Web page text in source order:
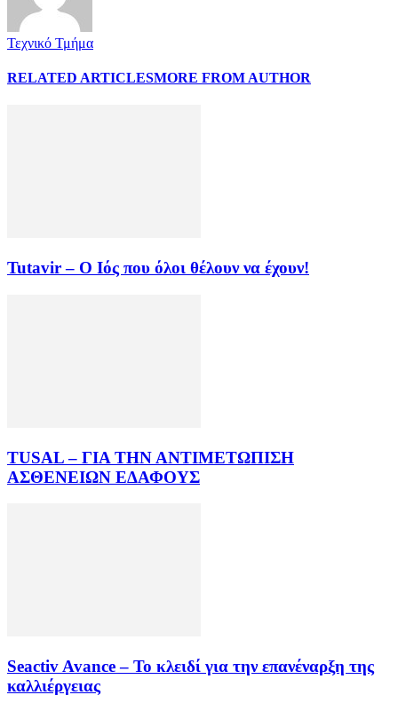
Τεχνικό Τμήμα
RELATED ARTICLESMORE FROM AUTHOR
Tutavir – Ο Ιός που όλοι θέλουν να έχουν!
TUSAL – ΓΙΑ ΤΗΝ ΑΝΤΙΜΕΤΩΠΙΣΗ
ΑΣΘΕΝΕΙΩΝ ΕΔΑΦΟΥΣ
Seactiv Avance – Το κλειδί για την επανέναρξη της
καλλιέργειας